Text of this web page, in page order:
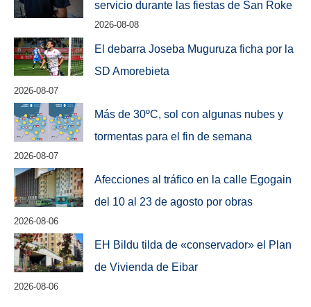
servicio durante las fiestas de San Roke
2026-08-08
El debarra Joseba Muguruza ficha por la
SD Amorebieta
2026-08-07
Más de 30ºC, sol con algunas nubes y
tormentas para el fin de semana
2026-08-07
Afecciones al tráfico en la calle Egogain
del 10 al 23 de agosto por obras
2026-08-06
EH Bildu tilda de «conservador» el Plan
de Vivienda de Eibar
2026-08-06